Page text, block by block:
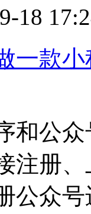
18
一款
和公
注册
公众